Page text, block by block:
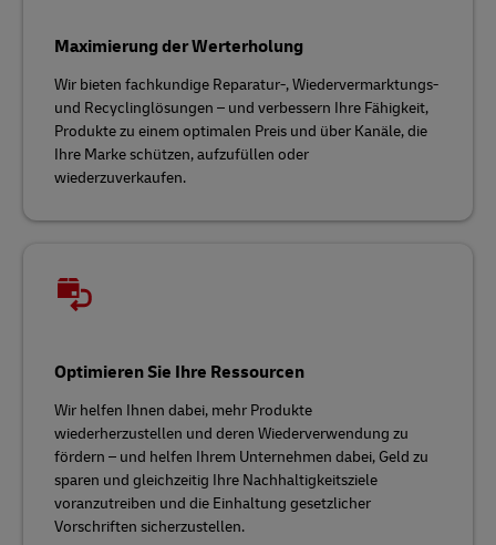
Maximierung der Werterholung
Wir bieten fachkundige Reparatur-, Wiedervermarktungs-
und Recyclinglösungen – und verbessern Ihre Fähigkeit,
Produkte zu einem optimalen Preis und über Kanäle, die
Ihre Marke schützen, aufzufüllen oder
wiederzuverkaufen.
Optimieren Sie Ihre Ressourcen
Wir helfen Ihnen dabei, mehr Produkte
wiederherzustellen und deren Wiederverwendung zu
fördern – und helfen Ihrem Unternehmen dabei, Geld zu
sparen und gleichzeitig Ihre Nachhaltigkeitsziele
voranzutreiben und die Einhaltung gesetzlicher
Vorschriften sicherzustellen.